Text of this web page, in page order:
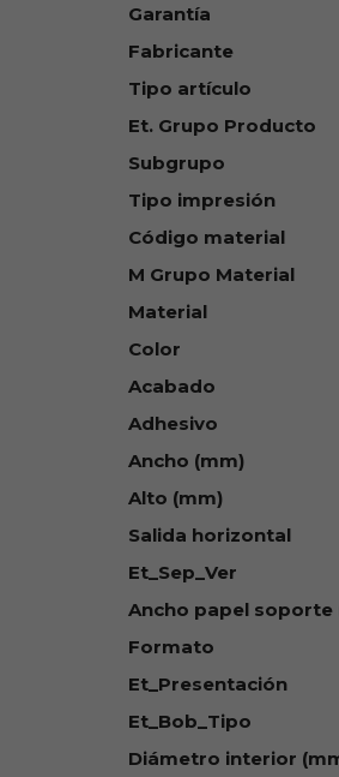
Garantía
Fabricante
Tipo artículo
Et. Grupo Producto
Subgrupo
Tipo impresión
Código material
M Grupo Material
Material
Color
Acabado
Adhesivo
Ancho (mm)
Alto (mm)
Salida horizontal
Et_Sep_Ver
Ancho papel soporte
Formato
Et_Presentación
Et_Bob_Tipo
Diámetro interior